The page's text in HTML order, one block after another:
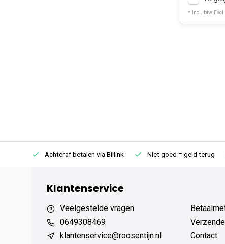
* Incl. btw Excl.
Achteraf betalen via Billink Niet goed = geld terug
Klantenservice
Veelgestelde vragen
0649308469
klantenservice@roosentijn.nl
Contact